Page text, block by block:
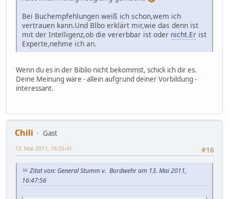
Bei Buchempfehlungen weiß ich schon,wem ich
vertrauen kann.Und Blbo erklärt mir,wie das denn ist
mit der Intelligenz,ob die vererbbar ist oder nicht.Er ist
Experte,nehme ich an.
Wenn du es in der Biblio nicht bekommst, schick ich dir es.
Deine Meinung wäre - allein aufgrund deiner Vorbildung -
interessant.
Chili
Gast
#16
13. Mai 2011, 16:55:41
Zitat von: General Stumm v. Bordwehr am 13. Mai 2011,
16:47:56